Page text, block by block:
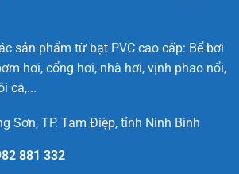
sản phẩm từ bạt PVC cao cấp: Bể bơi
hơi, cổng hơi, nhà hơi, vịnh phao nổi,
cá,...
Sơn, TP. Tam Điệp, tỉnh Ninh Bình
881 332